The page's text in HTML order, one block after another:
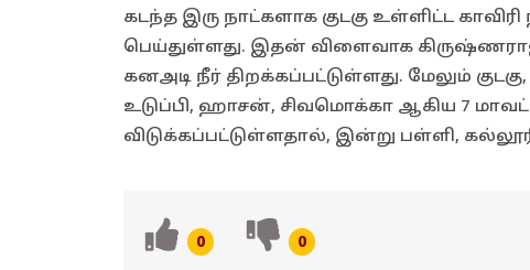
கடந்த இரு நாட்களாக குடகு உள்ளிட்ட
பெய்துள்ளது. இதன் விளைவாக கிருஷ்ணராஜ
கனஅடி நீர் திறக்கப்பட்டுள்ளது. மேலும்
உடுப்பி, ஹாசன், சிவமொக்கா ஆகிய 7
விடுக்கப்பட்டுள்ளதால், இன்று பள்ளி,
0 0